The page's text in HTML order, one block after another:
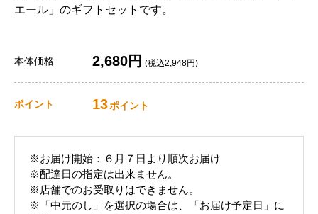
エール」のギフトセットです。
本体価格 2,680円 (税込2,948円)
ポイント 13ポイント
※お届け開始：６月７日より順次お届け
※配達日の指定は出来ません。
※店舗でのお受取りはできません。
※「中元のし」を選択の場合は、「お届け予定日」に